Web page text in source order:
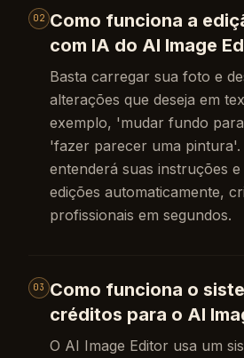
02 Como funciona a
com IA do AI Image
Basta carregar sua foto e
alterações que deseja em
exemplo, 'mudar fundo
'fazer parecer uma pintura'.
entenderá suas instruções
edições automaticamente,
profissionais em segundos.
03
Como funciona o
créditos para o AI
O AI Image Editor usa um